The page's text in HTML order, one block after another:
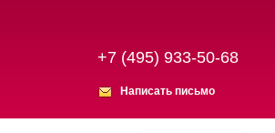
+7 (495) 933-50-68
Написать письмо